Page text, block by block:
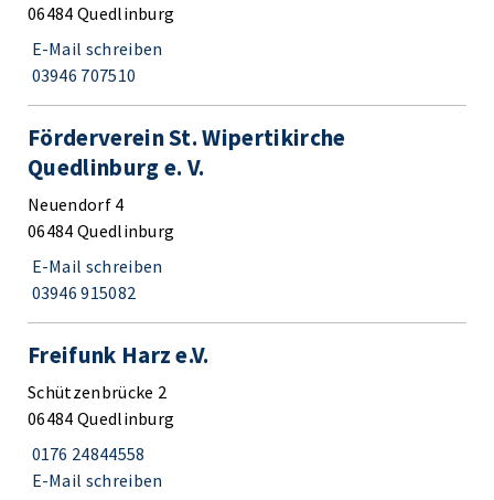
06484 Quedlinburg
E-Mail schreiben
03946 707510
Förderverein St. Wipertikirche
Quedlinburg e. V.
Neuendorf 4
06484 Quedlinburg
E-Mail schreiben
03946 915082
Freifunk Harz e.V.
Schützenbrücke 2
06484 Quedlinburg
0176 24844558
E-Mail schreiben